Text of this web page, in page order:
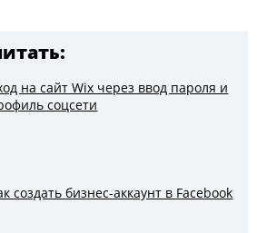
на сайт Wix через ввод пароля и
соцсети
создать бизнес-аккаунт в Facebook